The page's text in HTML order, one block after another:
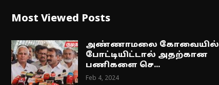
Most Viewed Posts
அண்ணாமலை கோவையில்
போட்டியிட்டால் அதற்கான
பணிகளை செ...
Feb 4, 2024